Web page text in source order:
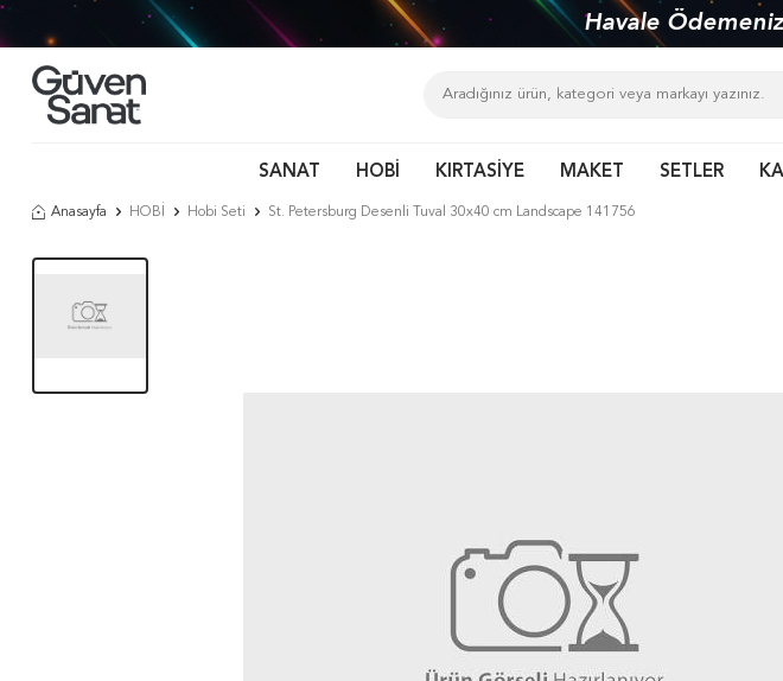
Havale
SANAT HOBİ KIRTASİYE MAKET SETLER
Anasayfa HOBİ Hobi Seti St. Petersburg Desenli Tuval 30x40 cm Landscape 141756